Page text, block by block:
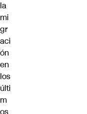
la
mi
gr
aci
ón
en
los
últi
m
os